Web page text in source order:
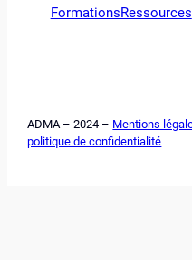
FormationsRessources
ADMA – 2024 – Mentions
politique de confidentialité